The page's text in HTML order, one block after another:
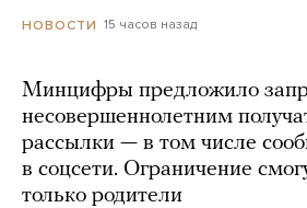
НОВОСТИ 15 часов назад
Минцифры предложило
несовершеннолетним
рассылки — в том числе
в соцсети. Ограничение
только родители